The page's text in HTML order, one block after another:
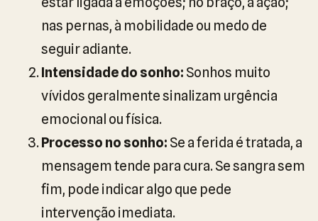
nas pernas, à mobilidade ou medo de
seguir adiante.
Intensidade do sonho: Sonhos muito
vívidos geralmente sinalizam urgência
emocional ou física.
Processo no sonho: Se a ferida é tratada, a
mensagem tende para cura. Se sangra sem
fim, pode indicar algo que pede
intervenção imediata.